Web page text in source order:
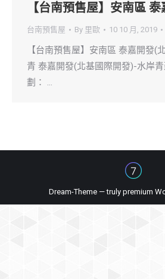
【台南預售屋】安南區
台南預售屋 By 里歐 10 10 月, 2019
【台南預售屋】安南區 泰嘉開發(
青 泰嘉開發(北基國際開發)-水岸
劃： …
Dream-Theme — truly premium